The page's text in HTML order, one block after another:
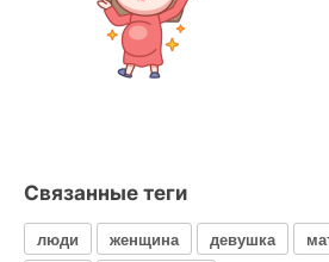
Связанные теги
люди женщина девушка